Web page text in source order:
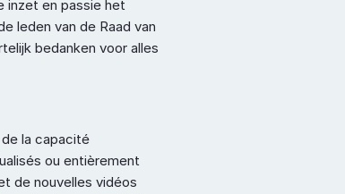
inzet en passie het
leden van de Raad van
bedanken voor alles
la capacité
ou entièrement
de nouvelles vidéos